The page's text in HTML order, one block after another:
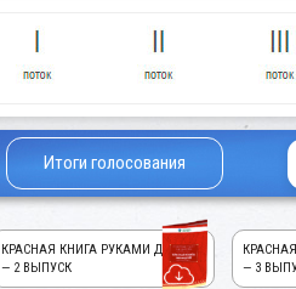
Итоги голосования
КРАСНАЯ КНИГА РУКАМИ ДЕТЕЙ!
— 2 ВЫПУСК
— 3